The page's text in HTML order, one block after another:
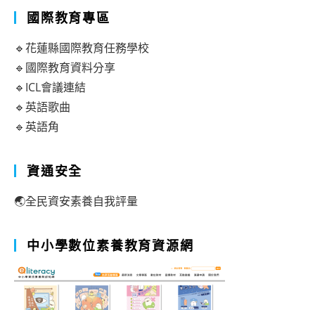
國際教育專區
🔹花蓮縣國際教育任務學校
🔹國際教育資料分享
🔹ICL會議連結
🔹英語歌曲
🔹英語角
資通安全
🌏全民資安素養自我評量
中小學數位素養教育資源網